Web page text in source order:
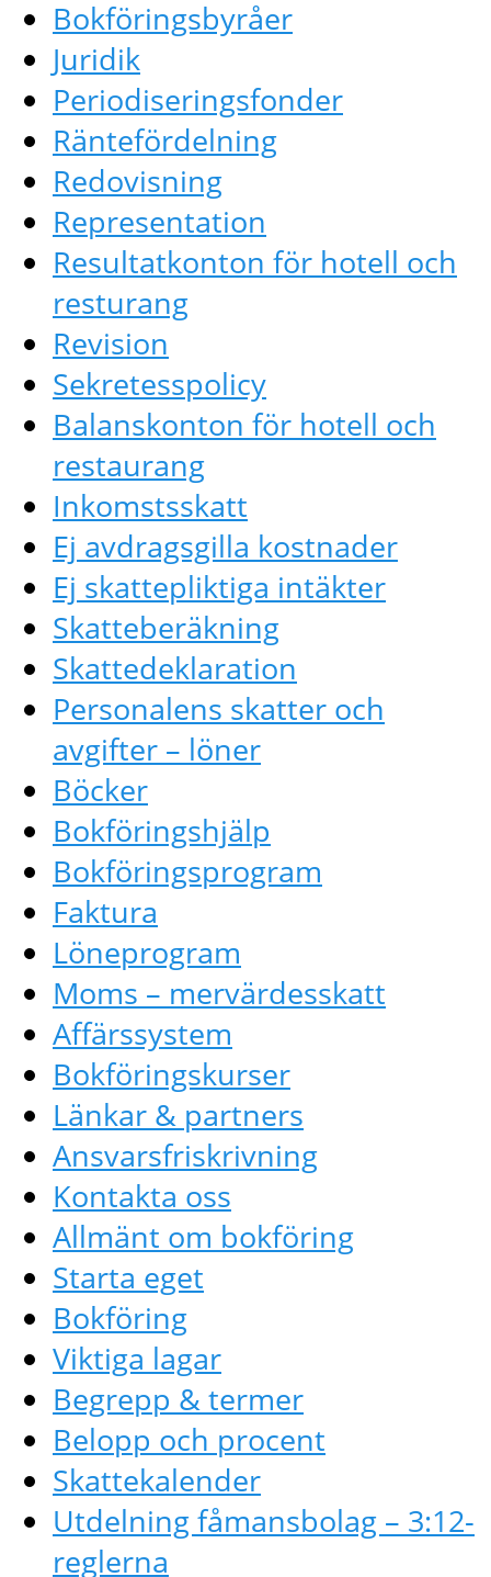
Bokföringsbyråer
Juridik
Periodiseringsfonder
Räntefördelning
Redovisning
Representation
Resultatkonton för hotell och
resturang
Revision
Sekretesspolicy
Balanskonton för hotell och
restaurang
Inkomstsskatt
Ej avdragsgilla kostnader
Ej skattepliktiga intäkter
Skatteberäkning
Skattedeklaration
Personalens skatter och
avgifter – löner
Böcker
Bokföringshjälp
Bokföringsprogram
Faktura
Löneprogram
Moms – mervärdesskatt
Affärssystem
Bokföringskurser
Länkar & partners
Ansvarsfriskrivning
Kontakta oss
Allmänt om bokföring
Starta eget
Bokföring
Viktiga lagar
Begrepp & termer
Belopp och procent
Skattekalender
Utdelning fåmansbolag – 3:12-
reglerna